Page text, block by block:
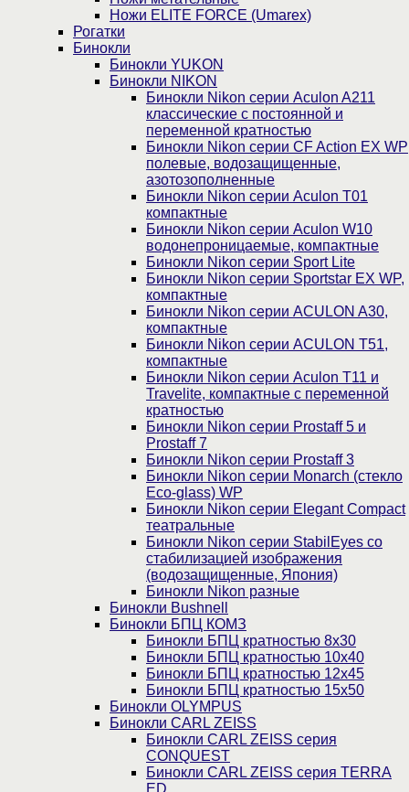
Ножи ELITE FORCE (Umarex)
Рогатки
Бинокли
Бинокли YUKON
Бинокли NIKON
Бинокли Nikon серии Aculon A211
классические с постоянной и
переменной кратностью
Бинокли Nikon серии СF Action EX WP
полевые, водозащищенные,
азотозополненные
Бинокли Nikon серии Aculon T01
компактные
Бинокли Nikon серии Aculon W10
водонепроницаемые, компактные
Бинокли Nikon серии Sport Lite
Бинокли Nikon серии Sportstar EX WP,
компактные
Бинокли Nikon серии ACULON A30,
компактные
Бинокли Nikon серии ACULON Т51,
компактные
Бинокли Nikon серии Aculon T11 и
Travelite, компактные с переменной
кратностью
Бинокли Nikon серии Prostaff 5 и
Prostaff 7
Бинокли Nikon серии Prostaff 3
Бинокли Nikon серии Monarch (стекло
Eco-glass) WP
Бинокли Nikon серии Elegant Compact
театральные
Бинокли Nikon серии StabilEyes со
стабилизацией изображения
(водозащищенные, Япония)
Бинокли Nikon разные
Бинокли Bushnell
Бинокли БПЦ КОМЗ
Бинокли БПЦ кратностью 8х30
Бинокли БПЦ кратностью 10х40
Бинокли БПЦ кратностью 12х45
Бинокли БПЦ кратностью 15х50
Бинокли OLYMPUS
Бинокли CARL ZEISS
Бинокли CARL ZEISS серия
CONQUEST
Бинокли CARL ZEISS серия TERRA